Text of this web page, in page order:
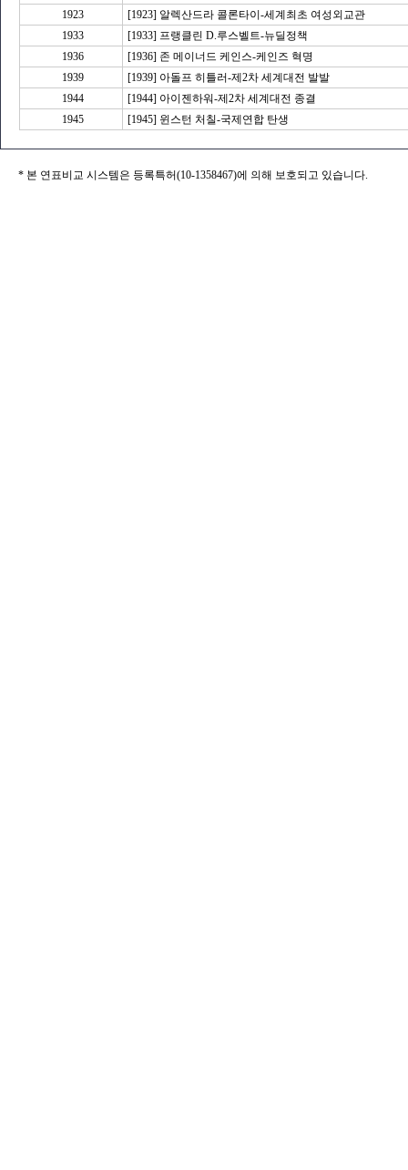
1923
[1923] 알렉산드라 콜론타이-세계최초 여성외교관
1933
[1933] 프랭클린 D.루스벨트-뉴딜정책
1936
[1936] 존 메이너드 케인스-케인즈 혁명
1939
[1939] 아돌프 히틀러-제2차 세계대전 발발
1944
[1944] 아이젠하워-제2차 세계대전 종결
1945
[1945] 윈스턴 처칠-국제연합 탄생
* 본 연표비교 시스템은 등록특허(10-1358467)에 의해 보호되고 있습니다.